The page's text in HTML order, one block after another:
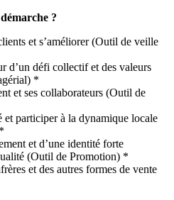
?
et s’améliorer (Outil de veille
d’un défi collectif et des valeurs
*
et ses collaborateurs (Outil de
et participer à la dynamique locale
et d’une identité forte
(Outil de Promotion) *
et des autres formes de vente